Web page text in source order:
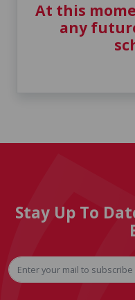
At this
any
Stay Up To